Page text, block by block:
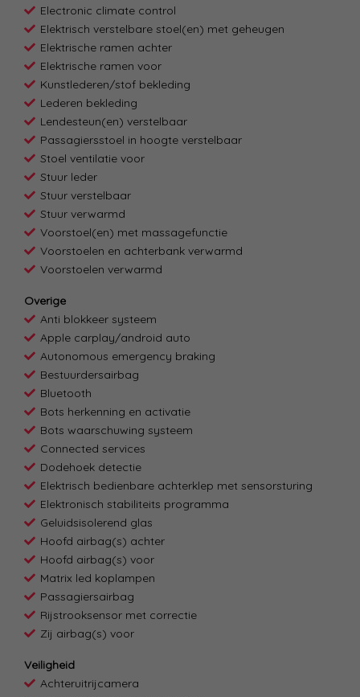
Electronic climate control
Elektrisch verstelbare stoel(en) met geheugen
Elektrische ramen achter
Elektrische ramen voor
Kunstlederen/stof bekleding
Lederen bekleding
Lendesteun(en) verstelbaar
Passagiersstoel in hoogte verstelbaar
Stoel ventilatie voor
Stuur leder
Stuur verstelbaar
Stuur verwarmd
Voorstoel(en) met massagefunctie
Voorstoelen en achterbank verwarmd
Voorstoelen verwarmd
Overige
Anti blokkeer systeem
Apple carplay/android auto
Autonomous emergency braking
Bestuurdersairbag
Bluetooth
Bots herkenning en activatie
Bots waarschuwing systeem
Connected services
Dodehoek detectie
Elektrisch bedienbare achterklep met sensorsturing
Elektronisch stabiliteits programma
Geluidsisolerend glas
Hoofd airbag(s) achter
Hoofd airbag(s) voor
Matrix led koplampen
Passagiersairbag
Rijstrooksensor met correctie
Zij airbag(s) voor
Veiligheid
Achteruitrijcamera